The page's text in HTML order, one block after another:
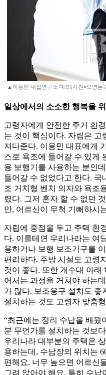
▲이용민 내집연구소 대표(사진=오병돈
일상에서의 소소한 행복을
고령자에게 안전한 주거 환
는 것이 핵심이다. 자립은
져다준다. 이용민 대표에게
스로 욕조에 들어갈 수 있게
용 보행기를 사용하는 분인
들어갈 수 없었다고 한다. 국
조 거치형 벤치 의자와 욕조
렸다. 그저 혼자 할 수 없던
만, 어르신이 무척 기뻐하시
자립에 중점을 두고 주택 환
다. 이를테면 우리나라는 여
용하거나 보행 보조기구를
편리하다. 주방 시설도 고령
것이 좋다. 또한 개수대 아래
어서는 과정을 거쳐야 하는
가 많다. 보조용구 설치도 좋
설치하는 것도 고령자 맞춤
“최근에는 정리 수납을 배웠
분 무언가를 설치하는 것보
우리나라 대부분의 주택은
용하는데, 수납장의 위치는
편해요. 너무 높으면 어르신
그려 앉아야 해요. 특히 수납